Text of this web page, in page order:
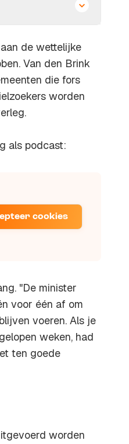
de wettelijke
Van den Brink
die fors
worden
als podcast:
cookies
"De minister
voor één af om
voeren. Als je
weken, had
ten goede
worden